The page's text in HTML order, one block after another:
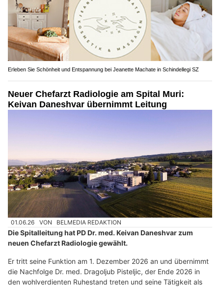
Erleben Sie Schönheit und Entspannung bei Jeanette Machate in Schindellegi SZ
Neuer Chefarzt Radiologie am Spital Muri:
Keivan Daneshvar übernimmt Leitung
01.06.26 VON BELMEDIA REDAKTION
Die Spitalleitung hat PD Dr. med. Keivan Daneshvar zum
neuen Chefarzt Radiologie gewählt.
Er tritt seine Funktion am 1. Dezember 2026 an und übernimmt
die Nachfolge Dr. med. Dragoljub Pisteljic, der Ende 2026 in
den wohlverdienten Ruhestand treten und seine Tätigkeit als